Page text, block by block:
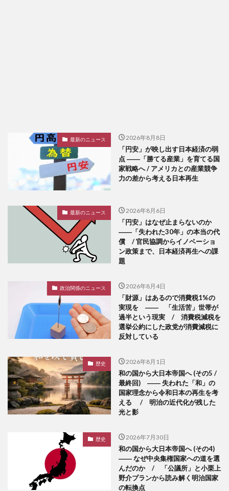
最新のニュース 2026年8月8日
「円安」が映し出す日本経済の弱
点 ――「勝てる産業」を育てる国
家戦略へ / アメリカとの産業競争
力の差から考える日本再生
最新のニュース 2026年8月6日
「円安」はなぜ止まらないのか
――「失われた30年」の本当の代
償 / 官民協調からイノベーショ
ン政策まで、日本経済再生への課
題
政治関係のニュース 2026年8月4日
「財源」はあるので消費税1%の
実現を ―― 「生活苦」世帯が
過半という現実 / 消費税減税を
選挙公約にした政党が消費減税に
反対している
歴史 2026年8月1日
和の国から大日本帝国へ (その5 /
最終回) ―― 失われた「和」の
国家理念から令和日本の再生を考
える / 明治の近代化が残した
光と影
歴史 2026年7月30日
和の国から大日本帝国へ (その4)
―― なぜ中央集権国家への道を選
んだのか / 「公議所」と小栗上
野介プランから読み解く明治国家
の転換点